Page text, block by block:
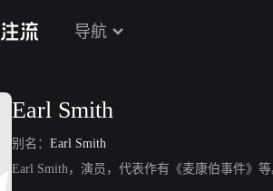
导航
Earl Smith
别名： Earl Smith
Earl Smith，演员，代表作有《麦康伯事件》